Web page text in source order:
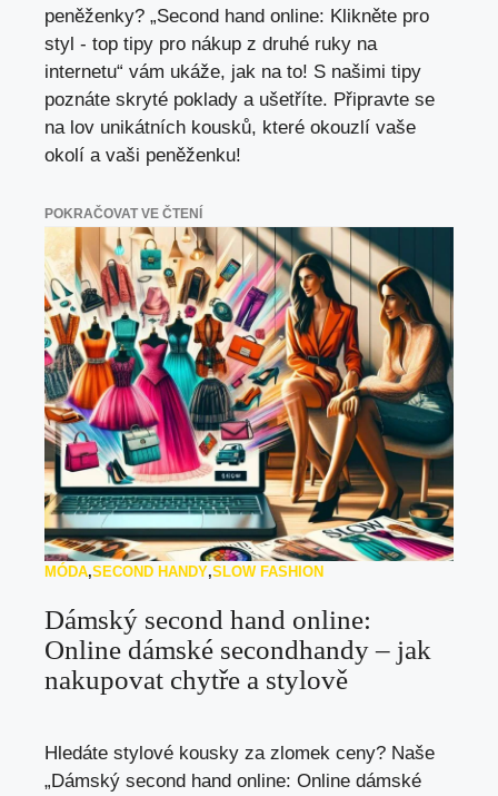
peněženky? „Second hand online: Klikněte pro
styl - top tipy pro nákup z druhé ruky na
internetu“ vám ukáže, jak na to! S našimi tipy
poznáte skryté poklady a ušetříte. Připravte se
na lov unikátních kousků, které okouzlí vaše
okolí a vaši peněženku!
POKRAČOVAT VE ČTENÍ
MÓDA,SECOND HANDY,SLOW FASHION
Dámský second hand online:
Online dámské secondhandy – jak
nakupovat chytře a stylově
Hledáte stylové kousky za zlomek ceny? Naše
„Dámský second hand online: Online dámské